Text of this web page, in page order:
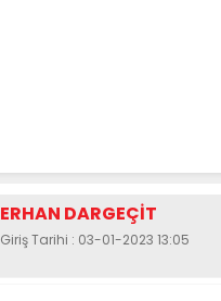
ERHAN DARGEÇİT
Giriş Tarihi : 03-01-2023 13:05